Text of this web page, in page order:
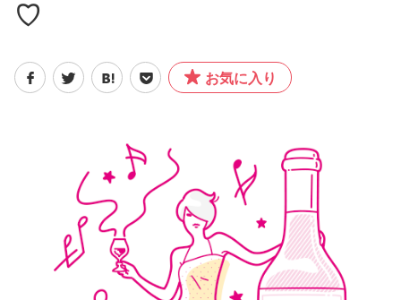
ファッション
恋愛/結婚/離婚
美容/健康
♡
お気に入り